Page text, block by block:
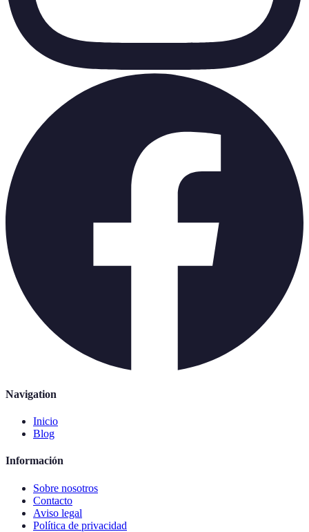
Navigation
Inicio
Blog
Información
Sobre nosotros
Contacto
Aviso legal
Política de privacidad